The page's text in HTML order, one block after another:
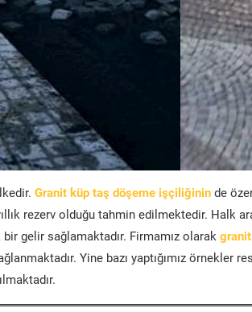
Granit küp taş döşeme işçiliğinin de
rezerv olduğu tahmin edilmektedir. Halk
gelir sağlamaktadır. Firmamız olarak
Yine bazı yaptığımız örnekler